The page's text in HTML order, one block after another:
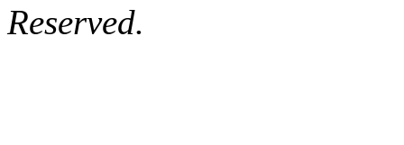
Reserved.